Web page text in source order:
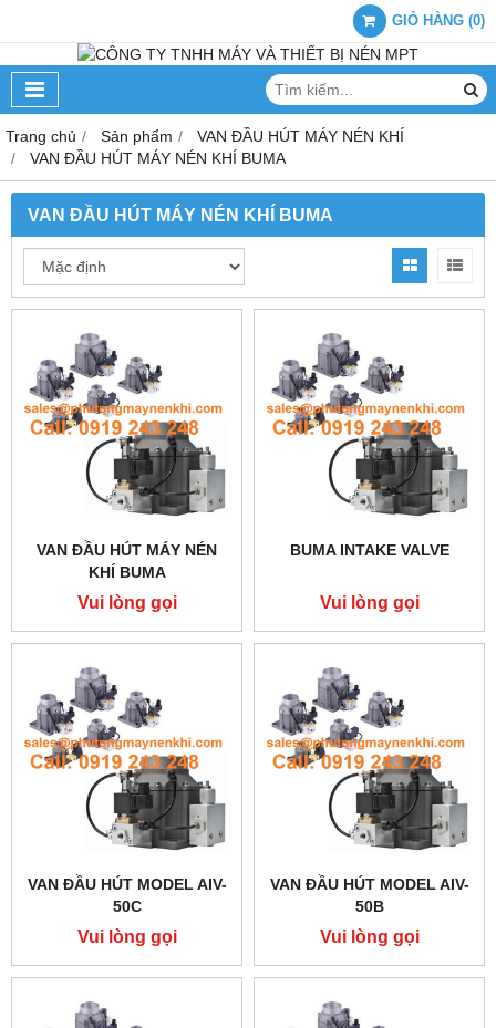
GIỎ HÀNG (0)
Trang chủ Sản phẩm
VAN ĐẦU HÚT MÁY NÉN KHÍ
VAN ĐẦU HÚT MÁY NÉN KHÍ BUMA
VAN ĐẦU HÚT MÁY NÉN KHÍ BUMA
VAN ĐẦU HÚT MÁY NÉN
KHÍ BUMA
Vui lòng gọi
BUMA INTAKE VALVE
Vui lòng gọi
VAN ĐẦU HÚT MODEL AIV-
50C
Vui lòng gọi
VAN ĐẦU HÚT MODEL AIV-
50B
Vui lòng gọi